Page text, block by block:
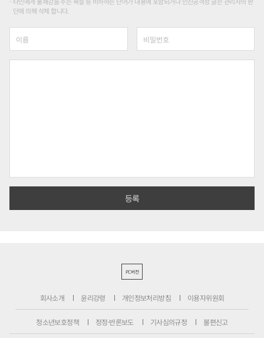
단에 의해 삭제 합니다.
PC버전
회사소개 윤리강령 개인정보처리방침 이용자위원회
청소년보호정책 정정·반론보도 기사심의규정 불편신고